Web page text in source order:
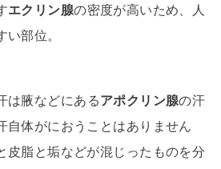
エクリン腺の密度が高いため、人
部位。
は腋などにあるアポクリン腺の汗
自体がにおうことはありません
皮脂と垢などが混じったものを分